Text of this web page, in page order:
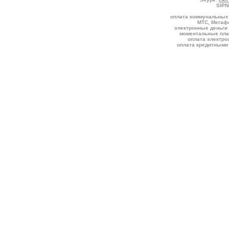
оплата
МТС,
электронные
моментальные
оплата
оплата